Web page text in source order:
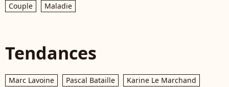
Couple
Maladie
Tendances
Marc Lavoine Pascal Bataille
Karine Le Marchand